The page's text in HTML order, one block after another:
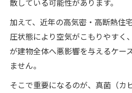
散している可能性があります。
加えて、近年の高気密・高断熱住
圧状態により空気がこもりやすく
が建物全体へ悪影響を与えるケー
ません。
そこで重要になるのが、真菌（カ